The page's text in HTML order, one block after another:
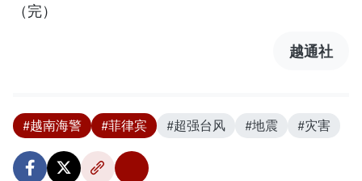
（完）
越通社
#越南海警 #菲律宾 #超强台风 #地震 #灾害